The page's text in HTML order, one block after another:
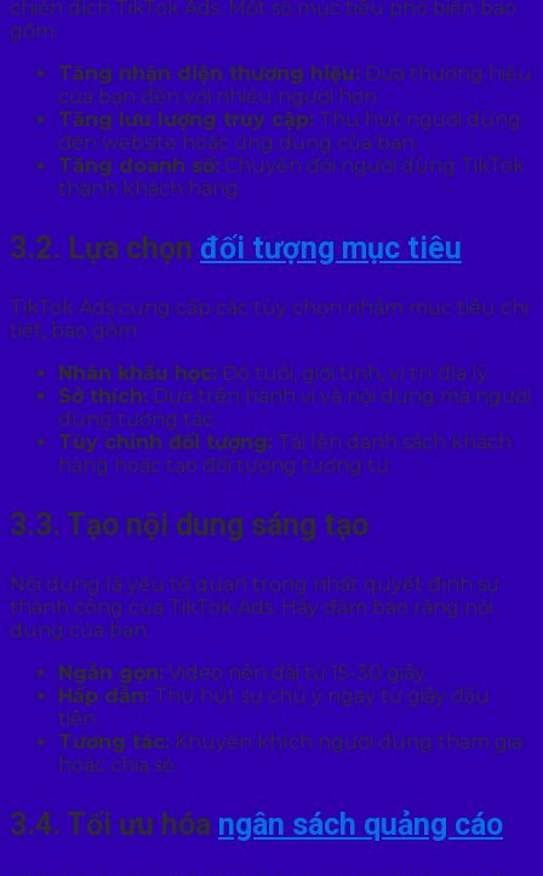
chiến dịch TikTok Ads. Một số mục tiêu phổ biến bao
gồm:
Tăng nhận diện thương hiệu: Đưa thương hiệu
của bạn đến với nhiều người hơn.
Tăng lưu lượng truy cập: Thu hút người dùng
đến website hoặc ứng dụng của bạn.
Tăng doanh số: Chuyển đổi người dùng TikTok
thành khách hàng.
3.2. Lựa chọn đối tượng mục tiêu
TikTok Ads cung cấp các tùy chọn nhắm mục tiêu chi
tiết, bao gồm:
Nhân khẩu học: Độ tuổi, giới tính, vị trí địa lý.
Sở thích: Dựa trên hành vi và nội dung mà người
dùng tương tác.
Tùy chỉnh đối tượng: Tải lên danh sách khách
hàng hoặc tạo đối tượng tương tự.
3.3. Tạo nội dung sáng tạo
Nội dung là yếu tố quan trọng nhất quyết định sự
thành công của TikTok Ads. Hãy đảm bảo rằng nội
dung của bạn:
Ngắn gọn: Video nên dài từ 15-30 giây.
Hấp dẫn: Thu hút sự chú ý ngay từ giây đầu
tiên.
Tương tác: Khuyến khích người dùng tham gia
hoặc chia sẻ.
3.4. Tối ưu hóa ngân sách quảng cáo